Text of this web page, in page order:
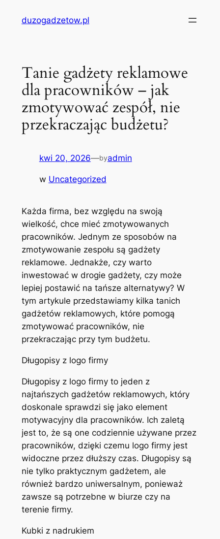
duzogadzetow.pl
Tanie gadżety reklamowe
dla pracowników – jak
zmotywować zespół, nie
przekraczając budżetu?
kwi 20, 2026—byadmin
w Uncategorized
Każda firma, bez względu na swoją
wielkość, chce mieć zmotywowanych
pracowników. Jednym ze sposobów na
zmotywowanie zespołu są gadżety
reklamowe. Jednakże, czy warto
inwestować w drogie gadżety, czy może
lepiej postawić na tańsze alternatywy? W
tym artykule przedstawiamy kilka tanich
gadżetów reklamowych, które pomogą
zmotywować pracowników, nie
przekraczając przy tym budżetu.
Długopisy z logo firmy
Długopisy z logo firmy to jeden z
najtańszych gadżetów reklamowych, który
doskonale sprawdzi się jako element
motywacyjny dla pracowników. Ich zaletą
jest to, że są one codziennie używane przez
pracowników, dzięki czemu logo firmy jest
widoczne przez dłuższy czas. Długopisy są
nie tylko praktycznym gadżetem, ale
również bardzo uniwersalnym, ponieważ
zawsze są potrzebne w biurze czy na
terenie firmy.
Kubki z nadrukiem